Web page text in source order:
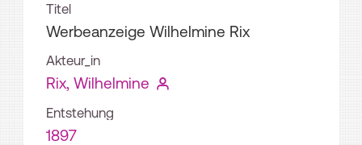
Titel
Werbeanzeige Wilhelmine Rix
Akteur_in
Rix, Wilhelmine
Entstehung
1897